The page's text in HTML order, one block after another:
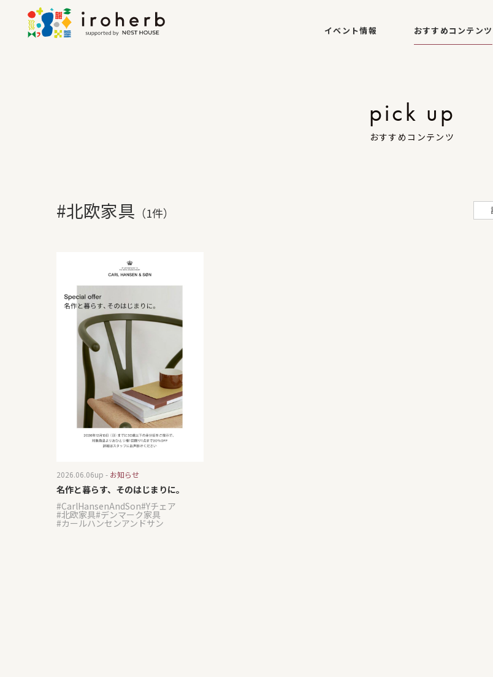
イベント情報
おすすめコンテンツ
pick up
おすすめコンテンツ
#北欧家具 （1件）
名作と暮らす、そのはじまりに。
2026.06.06up - お知らせ
CarlHansenAndSon Yチェア
北欧家具 デンマーク家具
カールハンセンアンドサン